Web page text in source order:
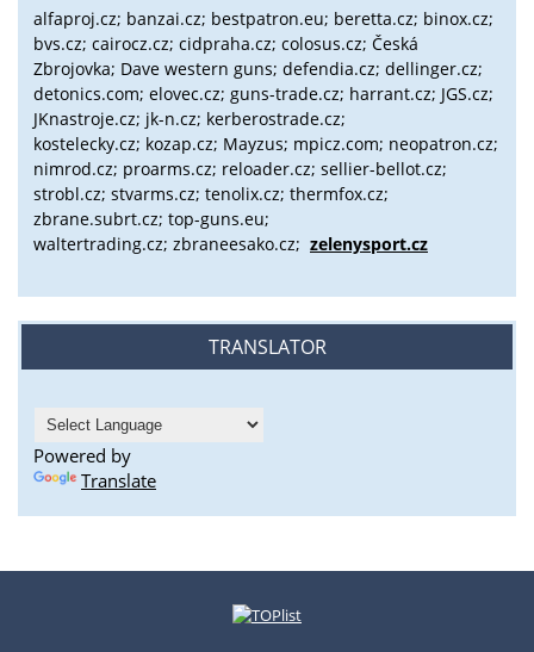
alfaproj.cz; banzai.cz; bestpatron.eu; beretta.cz; binox.cz;
bvs.cz; cairocz.cz; cidpraha.cz; colosus.cz; Česká
Zbrojovka; Dave western guns; defendia.cz; dellinger.cz;
detonics.com; elovec.cz; guns-trade.cz; harrant.cz; JGS.cz;
JKnastroje.cz; jk-n.cz; kerberostrade.cz;
kostelecky.cz; kozap.cz; Mayzus; mpicz.com; neopatron.cz;
nimrod.cz; proarms.cz; reloader.cz; sellier-bellot.cz;
strobl.cz; stvarms.cz; tenolix.cz; thermfox.cz;
zbrane.subrt.cz; top-guns.eu;
waltertrading.cz; zbraneesako.cz; zelenysport.cz
TRANSLATOR
Powered by
Translate